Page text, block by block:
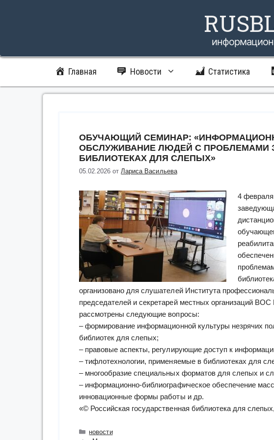
Главная Новости Статистика
ОБУЧАЮЩИЙ СЕМИНАР:
ОБСЛУЖИВАНИЕ ЛЮДЕЙ С ПРОБЛЕМАМИ
БИБЛИОТЕКАХ ДЛЯ СЛЕПЫХ»
05.02.2026 отЛариса Васильева
4 февраля
организовано для слушателей Института
председателей и секретарей местных организаций
рассмотрены следующие вопросы:
– формирование информационной культуры незрячих
библиотек для слепых;
– правовые аспекты, регулирующие доступ к
– тифлотехнологии, применяемые в библиотеках для
– многообразие специальных форматов для слепых и
– информационно-библиографическое обеспечение
инновационные формы работы и др.
«© Российская государственная библиотека для
Рубрики
новости